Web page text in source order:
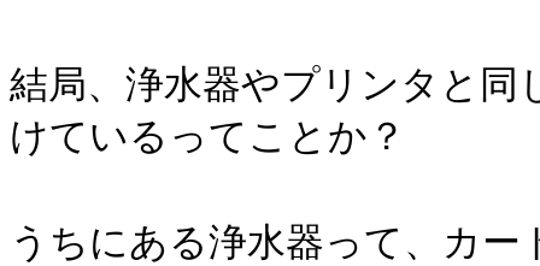
結局、浄水器やプリンタと同
けているってことか？
うちにある浄水器って、カー